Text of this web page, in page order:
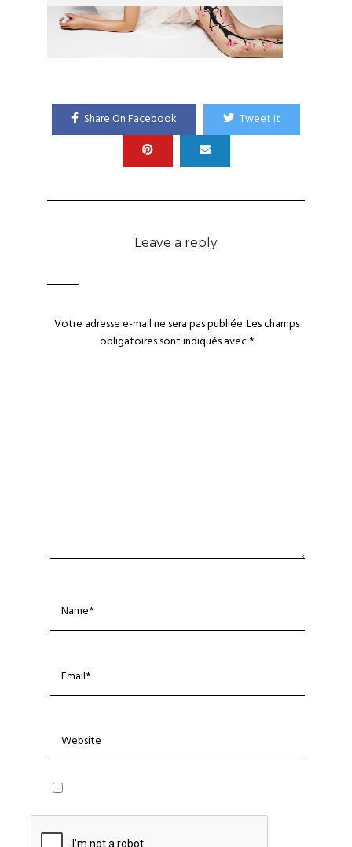
Share On Facebook Tweet It
Leave a reply
Votre adresse e-mail ne sera pas publiée.Les champs
obligatoires sont indiqués avec*